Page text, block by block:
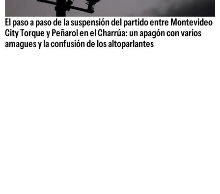
El paso a paso de la suspensión del partido entre Montevideo
City Torque y Peñarol en el Charrúa: un apagón con varios
amagues y la confusión de los altoparlantes